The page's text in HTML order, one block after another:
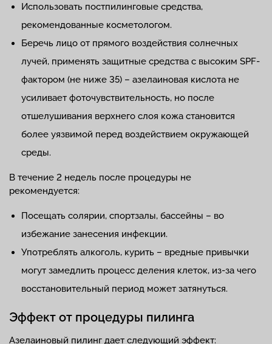
Использовать постпилинговые средства,
рекомендованные косметологом.
Беречь лицо от прямого воздействия солнечных
лучей, применять защитные средства с высоким SPF-
фактором (не ниже 35) – азелаиновая кислота не
усиливает фоточувствительность, но после
отшелушивания верхнего слоя кожа становится
более уязвимой перед воздействием окружающей
среды.
В течение 2 недель после процедуры не
рекомендуется:
Посещать солярии, спортзалы, бассейны – во
избежание занесения инфекции.
Употреблять алкоголь, курить – вредные привычки
могут замедлить процесс деления клеток, из-за чего
восстановительный период может затянуться.
Эффект от процедуры пилинга
Азелаиновый пилинг дает следующий эффект: